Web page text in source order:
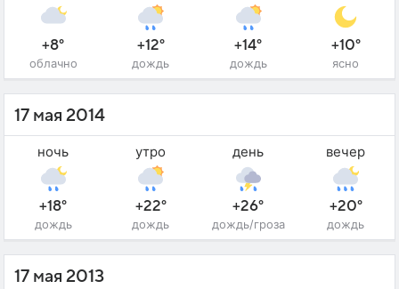
+8°
облачно
+12°
дождь
+14°
дождь
+10°
ясно
17 мая 2014
ночь
+18°
дождь
утро
+22°
дождь
день
+26°
дождь/гроза
вечер
+20°
дождь
17 мая 2013